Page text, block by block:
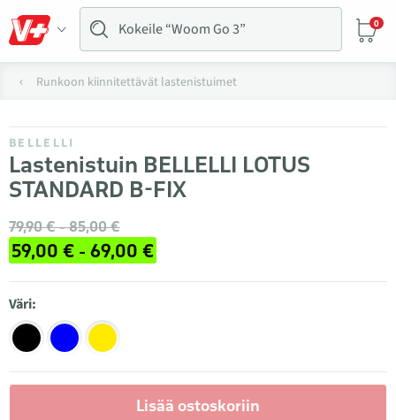
0
Runkoon kiinnitettävät lastenistuimet
BELLELLI
Lastenistuin BELLELLI LOTUS
STANDARD B-FIX
79,90 € - 85,00 €
59,00 € - 69,00 €
Väri:
Lisää ostoskoriin